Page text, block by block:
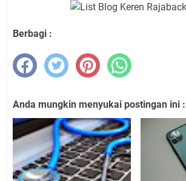
Berbagi :
Anda mungkin menyukai postingan ini :